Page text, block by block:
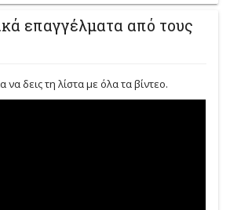
επαγγέλματα από τους
να δεις τη λίστα με όλα τα βίντεο.